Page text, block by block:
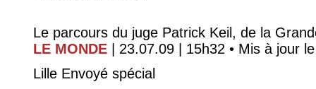
Le parcours du juge Patrick Keil, de la
LE MONDE | 23.07.09 | 15h32 • Mis à jour
Lille Envoyé spécial